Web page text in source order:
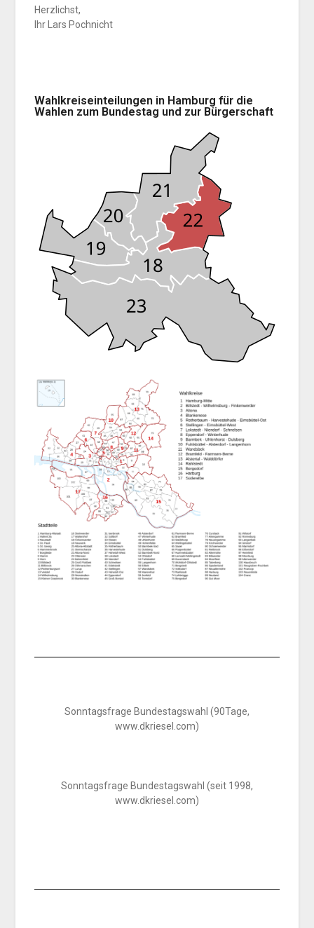
Herzlichst,
Ihr Lars Pochnicht
Wahlkreiseinteilungen in Hamburg für die
Wahlen zum Bundestag und zur Bürgerschaft
Sonntagsfrage Bundestagswahl (90Tage,
www.dkriesel.com)
Sonntagsfrage Bundestagswahl (seit 1998,
www.dkriesel.com)